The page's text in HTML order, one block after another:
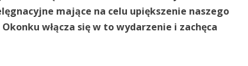
mające na celu upiększenie naszego
włącza się w to wydarzenie i zachęca